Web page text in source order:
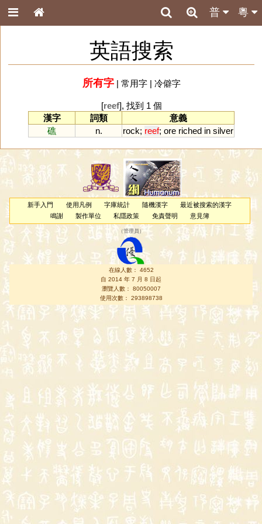
粵
普
英語搜索
所有字| 常用字| 冷僻字
[reef], 找到 1 個
漢字
詞類
意義
礁
n. rock; reef; ore riched in silver
新手入門 使用凡例 字庫統計 隨機漢字
最近被搜索的漢字
鳴謝
製作單位 私隱政策 免責聲明 意見簿
（管理員 ）
在線人數： 4652
自 2014 年 7 月 8 日起
瀏覽人數： 80050007
使用次數： 293898738